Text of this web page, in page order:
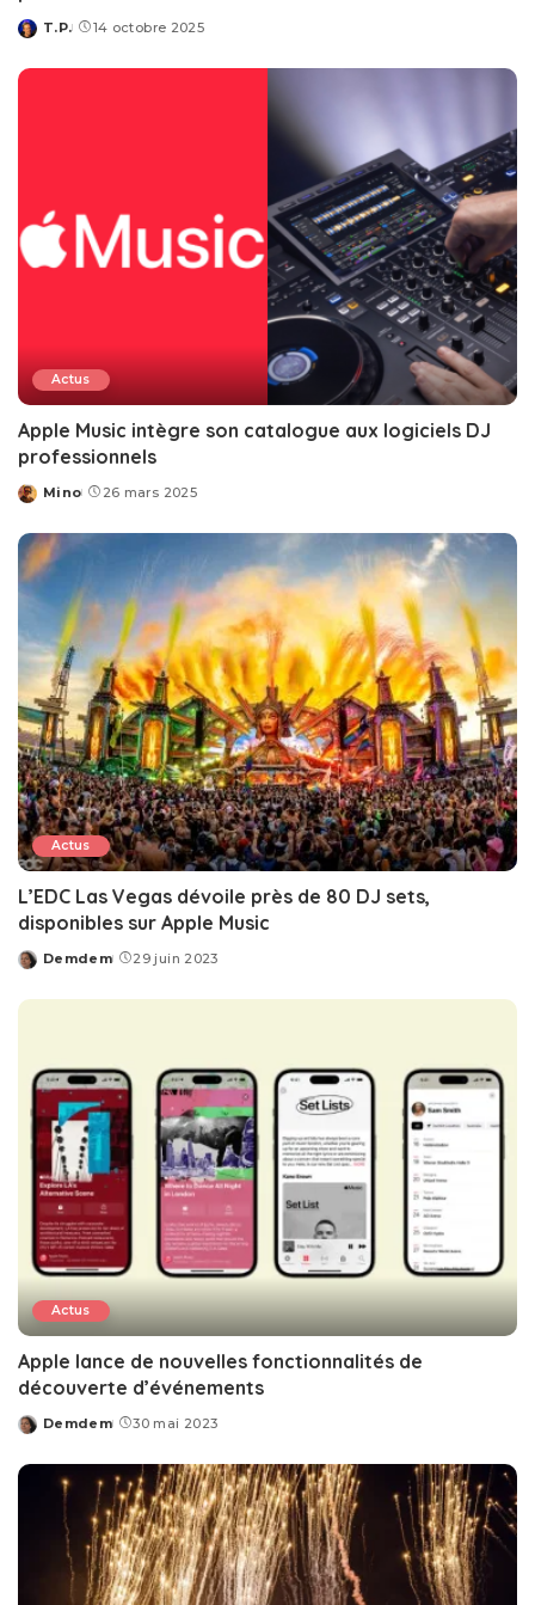
Posted
T.P. 14 octobre 2025
Actus
Apple Music intègre son catalogue aux logiciels DJ
professionnels
Posted
Mino 26 mars 2025
Actus
L’EDC Las Vegas dévoile près de 80 DJ sets,
disponibles sur Apple Music
Posted
Demdem 29 juin 2023
Actus
Apple lance de nouvelles fonctionnalités de
découverte d’événements
Posted
Demdem 30 mai 2023